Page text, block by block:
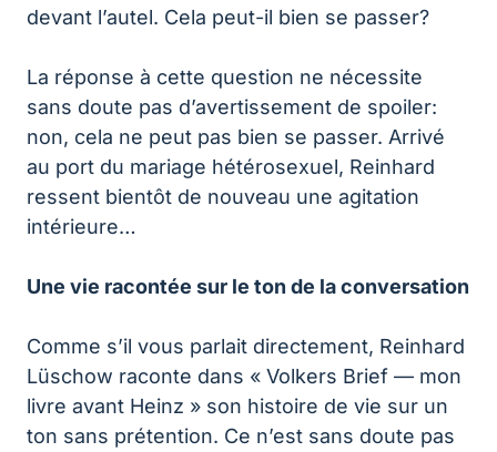
devant l’autel. Cela peut-il bien se passer?
La réponse à cette question ne nécessite
sans doute pas d’avertissement de spoiler:
non, cela ne peut pas bien se passer. Arrivé
au port du mariage hétérosexuel, Reinhard
ressent bientôt de nouveau une agitation
intérieure…
Une vie racontée sur le ton de la conversation
Comme s’il vous parlait directement, Reinhard
Lüschow raconte dans « Volkers Brief — mon
livre avant Heinz » son histoire de vie sur un
ton sans prétention. Ce n’est sans doute pas